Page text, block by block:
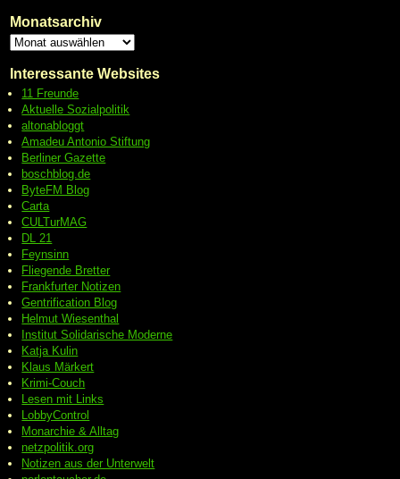
Monatsarchiv
Interessante Websites
11 Freunde
Aktuelle Sozialpolitik
altonabloggt
Amadeu Antonio Stiftung
Berliner Gazette
boschblog.de
ByteFM Blog
Carta
CULTurMAG
DL 21
Feynsinn
Fliegende Bretter
Frankfurter Notizen
Gentrification Blog
Helmut Wiesenthal
Institut Solidarische Moderne
Katja Kulin
Klaus Märkert
Krimi-Couch
Lesen mit Links
LobbyControl
Monarchie & Alltag
netzpolitik.org
Notizen aus der Unterwelt